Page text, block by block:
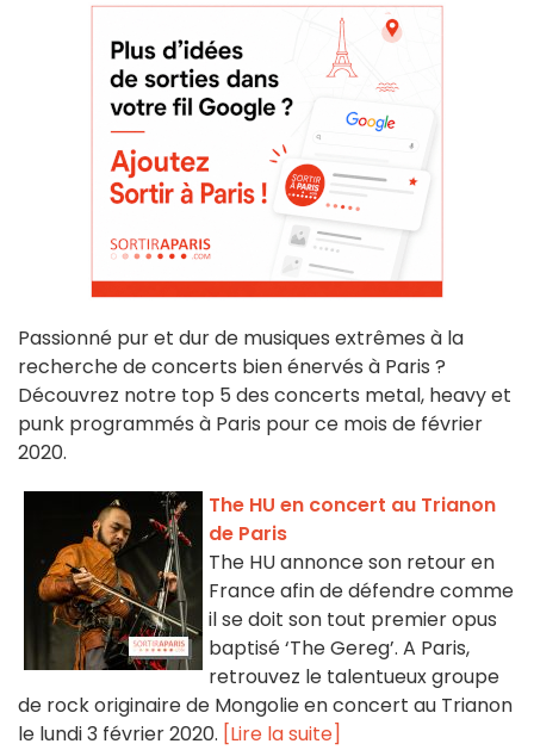
Passionné pur et dur de musiques extrêmes à la
recherche de concerts bien énervés à Paris ?
Découvrez notre top 5 des concerts metal, heavy et
punk programmés à Paris pour ce mois de février
2020.
The HU en concert au Trianon
de Paris
The HU annonce son retour en
France afin de défendre comme
il se doit son tout premier opus
baptisé ‘The Gereg’. A Paris,
retrouvez le talentueux groupe
de rock originaire de Mongolie en concert au Trianon
le lundi 3 février 2020. [Lire la suite]